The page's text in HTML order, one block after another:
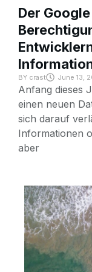
Der
BY crast June 13,
Anfang dieses
einen neuen
sich darauf
Informationen
aber